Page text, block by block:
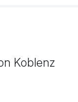
Koblenz